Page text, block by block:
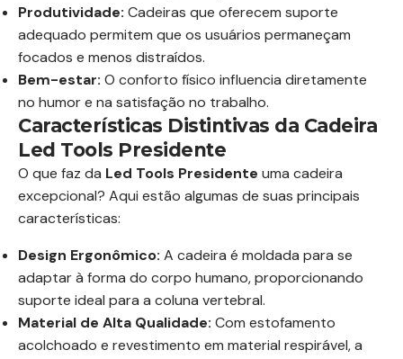
Produtividade: Cadeiras que oferecem suporte
adequado permitem que os usuários permaneçam
focados e menos distraídos.
Bem-estar: O conforto físico influencia diretamente
no humor e na satisfação no trabalho.
Características Distintivas da Cadeira
Led Tools Presidente
O que faz da Led Tools Presidente uma cadeira
excepcional? Aqui estão algumas de suas principais
características:
Design Ergonômico: A cadeira é moldada para se
adaptar à forma do corpo humano, proporcionando
suporte ideal para a coluna vertebral.
Material de Alta Qualidade: Com estofamento
acolchoado e revestimento em material respirável, a